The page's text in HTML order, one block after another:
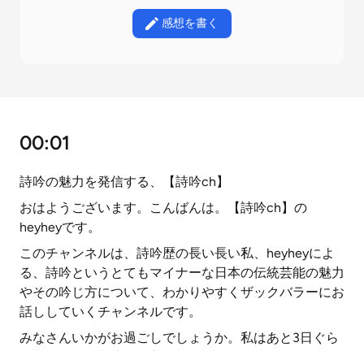
感想を書く
00:01
詩吟の魅力を発信する、【詩吟ch】
おはようございます。こんばんは。【詩吟ch】の
heyheyです。
このチャンネルは、詩吟歴の長い長い私、heyheyによ
る、詩吟というとてもマイナーな日本の伝統芸能の魅力
やその吟じ方について、わかりやすくザックバラーにお
話ししていくチャンネルです。
みなさんいかがお過ごしでしょうか。私はあと3日ぐら